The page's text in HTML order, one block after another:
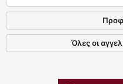
Όλες οι